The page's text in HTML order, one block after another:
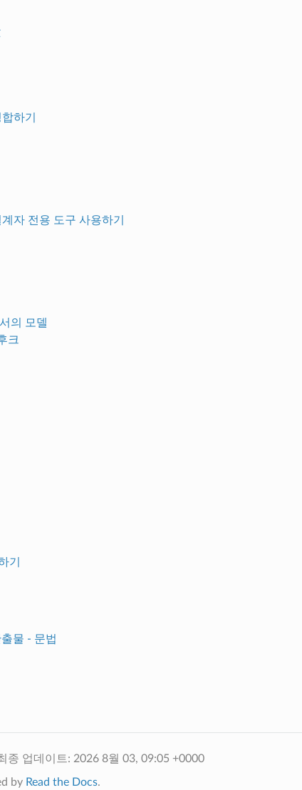
하기
자 전용 도구 사용하기
의 모델
크
기
물 - 문법
종 업데이트: 2026 8월 03, 09:05 +0000
by Read the Docs.